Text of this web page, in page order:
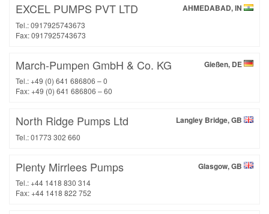
AHMEDABAD, IN
EXCEL PUMPS PVT LTD
Tel.: 0917925743673
Fax: 0917925743673
Gießen, DE
March-Pumpen GmbH & Co. KG
Tel.: +49 (0) 641 686806 – 0
Fax: +49 (0) 641 686806 – 60
Langley Bridge, GB
North Ridge Pumps Ltd
Tel.: 01773 302 660
Glasgow, GB
Plenty Mirrlees Pumps
Tel.: +44 1418 830 314
Fax: +44 1418 822 752